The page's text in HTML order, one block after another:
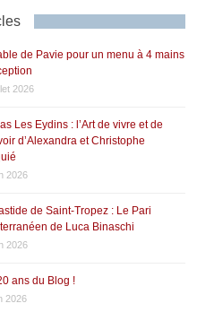
de Pavie pour un menu à 4 mains
2026
Les Eydins : l’Art de vivre et de
d’Alexandra et Christophe
2026
de Saint-Tropez : Le Pari
de Luca Binaschi
2026
ans du Blog !
2026